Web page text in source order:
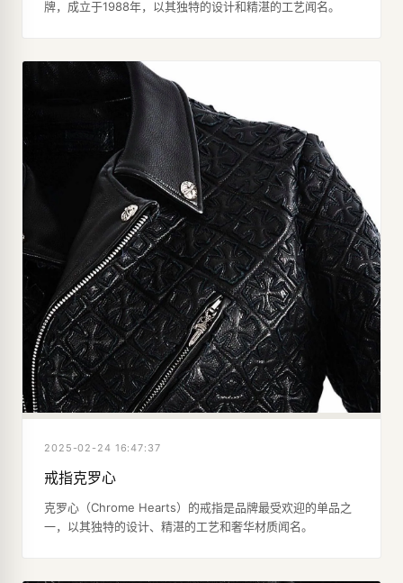
牌，成立于1988年，以其独特的设计和精湛的工艺闻名。
2025-02-24 16:47:37
戒指克罗心
克罗心（Chrome Hearts）的戒指是品牌最受欢迎的单品之
一，以其独特的设计、精湛的工艺和奢华材质闻名。